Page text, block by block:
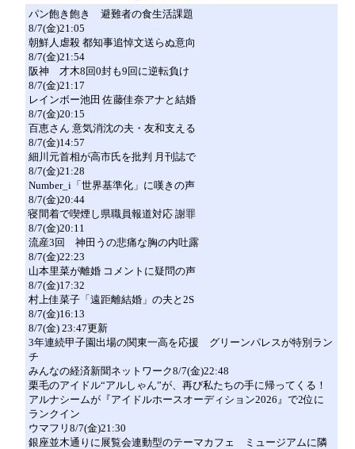
パン飽き飽き 避難者の食生活課題
8/7(金)21:05
朝鮮人虐殺 都知事追悼文送らぬ意向
8/7(金)21:54
阪神 才木8回0封も9回に逆転負け
8/7(金)21:17
レインボー池田 佐藤佳奈アナと結婚
8/7(金)20:15
百恵さん 意気消沈の夫・友和支える
8/7(金)14:57
細川元首相が高市氏を批判 月刊誌で
8/7(金)21:28
Number_i「世界基準化」に嘆きの声
8/7(金)20:44
寝間着で喫煙し県職員報道対応 謝罪
8/7(金)20:11
流産3回 神田うの悲痛な胸の内吐露
8/7(金)22:23
山本里菜が離婚 コメントに疑問の声
8/7(金)17:32
村上佳菜子「遠距離結婚」の夫と2S
8/7(金)16:13
8/7(金) 23:47更新
3年連続甲子園出場の関東一高を応援 グリーンパレスが特別ラン
チ
みんなの経済新聞ネットワーク8/7(金)22:48
栗毛のアイドル“アルしゃん”が、再び私たちの手に帰ってくる！
アルナシームが『アイドルホースオーディション2026』で2位に
ランクイン
ウマフリ8/7(金)21:30
銀座並木通りに展覧会連動型のテーマカフェ ミュージアムに隣